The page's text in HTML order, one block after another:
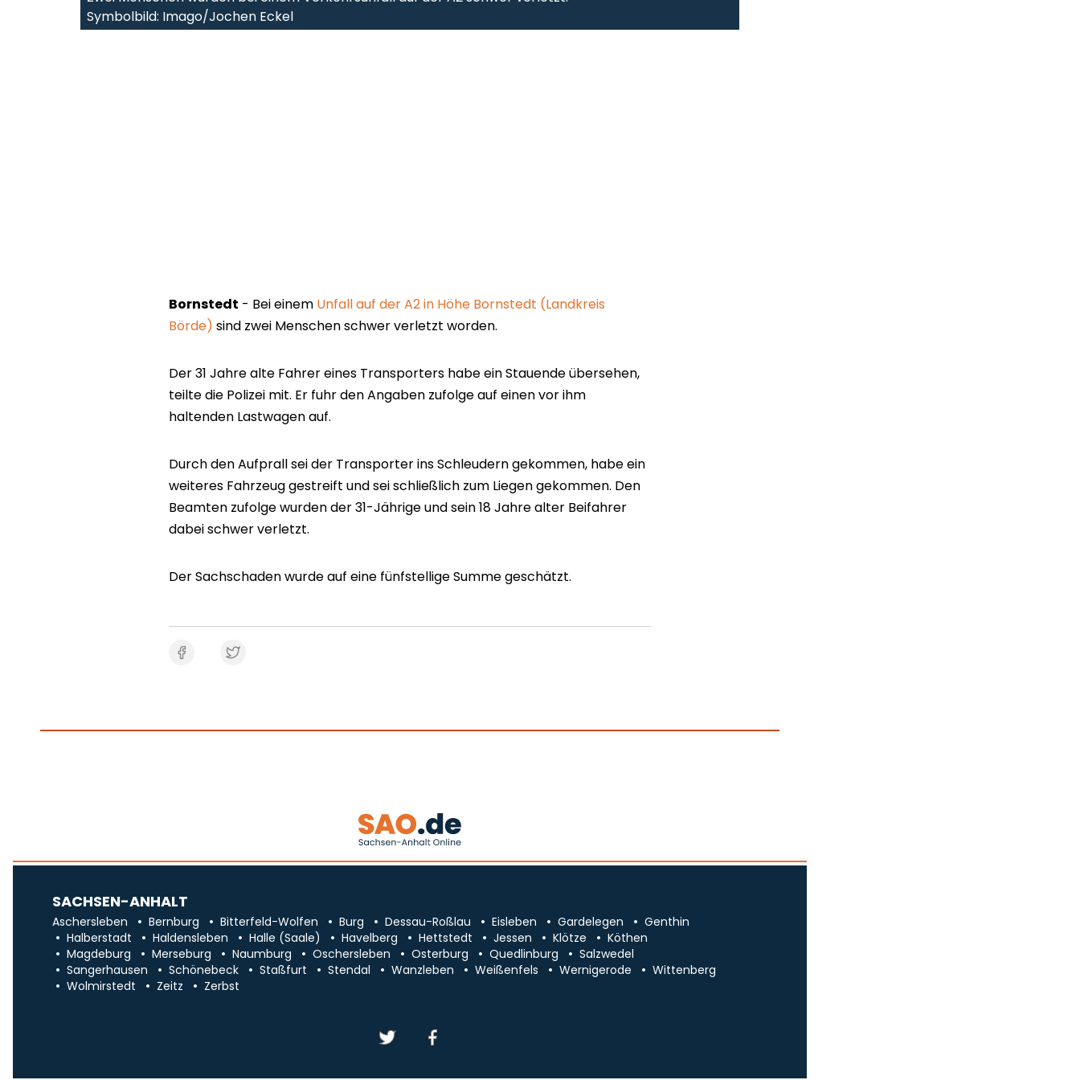
Symbolbild: Imago/Jochen Eckel
Bornstedt - Bei einem Unfall auf der A2 in Höhe Bornstedt (Landkreis
Börde) sind zwei Menschen schwer verletzt worden.
Der 31 Jahre alte Fahrer eines Transporters habe ein Stauende übersehen,
teilte die Polizei mit. Er fuhr den Angaben zufolge auf einen vor ihm
haltenden Lastwagen auf.
Durch den Aufprall sei der Transporter ins Schleudern gekommen, habe ein
weiteres Fahrzeug gestreift und sei schließlich zum Liegen gekommen. Den
Beamten zufolge wurden der 31-Jährige und sein 18 Jahre alter Beifahrer
dabei schwer verletzt.
Der Sachschaden wurde auf eine fünfstellige Summe geschätzt.
SACHSEN-ANHALT
Aschersleben Bernburg Bitterfeld-Wolfen Burg Dessau-Roßlau Eisleben Gardelegen
Genthin
Halberstadt
Haldensleben Halle (Saale) Havelberg Hettstedt Jessen Klötze
Köthen
Magdeburg
Merseburg Naumburg Oschersleben Osterburg Quedlinburg
Salzwedel
Sangerhausen
Schönebeck Staßfurt Stendal Wanzleben Weißenfels Wernigerode
Wittenberg
Wolmirstedt
Zeitz Zerbst